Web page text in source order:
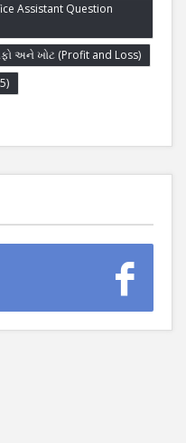
Assistant Question
અને ખોટ (Profit and Loss)